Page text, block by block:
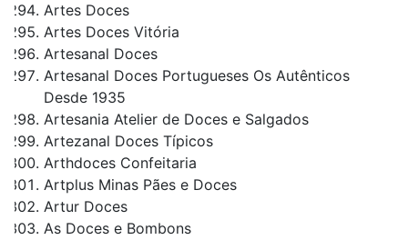
Artes Doces
Artes Doces Vitória
Artesanal Doces
Artesanal Doces Portugueses Os Autênticos
Desde 1935
Artesania Atelier de Doces e Salgados
Artezanal Doces Típicos
Arthdoces Confeitaria
Artplus Minas Pães e Doces
Artur Doces
As Doces e Bombons